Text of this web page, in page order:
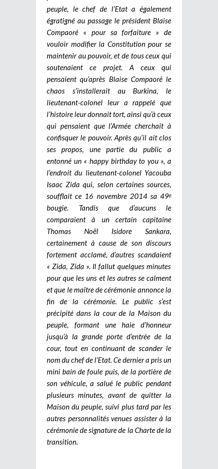
peuple, le chef de l’Etat a également
égratigné au passage le président Blaise
Compaoré « pour sa forfaiture » de
vouloir modifier la Constitution pour se
maintenir au pouvoir, et de tous ceux qui
soutenaient ce projet. A ceux qui
pensaient qu’après Blaise Compaoré le
chaos s’installerait au Burkina, le
lieutenant-colonel leur a rappelé que
l’histoire leur donnait tort, ainsi qu’à ceux
qui pensaient que l’Armée cherchait à
confisquer le pouvoir. Après qu’il ait clos
ses propos, une partie du public a
entonné un « happy birthday to you », a
l’endroit du lieutenant-colonel Yacouba
Isaac Zida qui, selon certaines sources,
soufflait ce 16 novembre 2014 sa 49e
bougie. Tandis que d’aucuns le
comparaient à un certain capitaine
Thomas Noël Isidore Sankara,
certainement à cause de son discours
fortement acclamé, d’autres scandaient
« Zida, Zida ». Il fallut quelques minutes
pour que les uns et les autres se calment
et que le maître de cérémonie annonce la
fin de la cérémonie. Le public s’est
précipité dans la cour de la Maison du
peuple, formant une haie d’honneur
jusqu’à la grande porte d’entrée de la
cour, tout en continuant de scander le
nom du chef de l’Etat. Ce dernier a pris un
mini bain de foule puis, de la portière de
son véhicule, a salué le public pendant
plusieurs minutes, avant de quitter la
Maison du peuple, suivi plus tard par les
autres personnalités venues assister à la
cérémonie de signature de la Charte de la
transition.